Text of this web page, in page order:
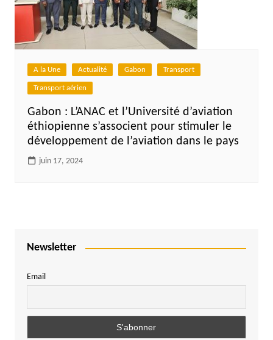
A la Une Actualité Gabon Transport
Transport aérien
Gabon : L’ANAC et l’Université d’aviation
éthiopienne s’associent pour stimuler le
développement de l’aviation dans le pays
juin 17, 2024
Newsletter
Email